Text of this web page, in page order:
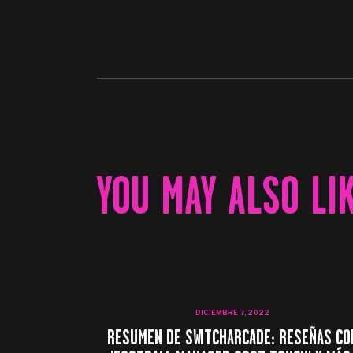
YOU MAY ALSO
DICIEMBRE 7, 2022
RESUMEN DE SWITCHARCADE: RESEÑAS